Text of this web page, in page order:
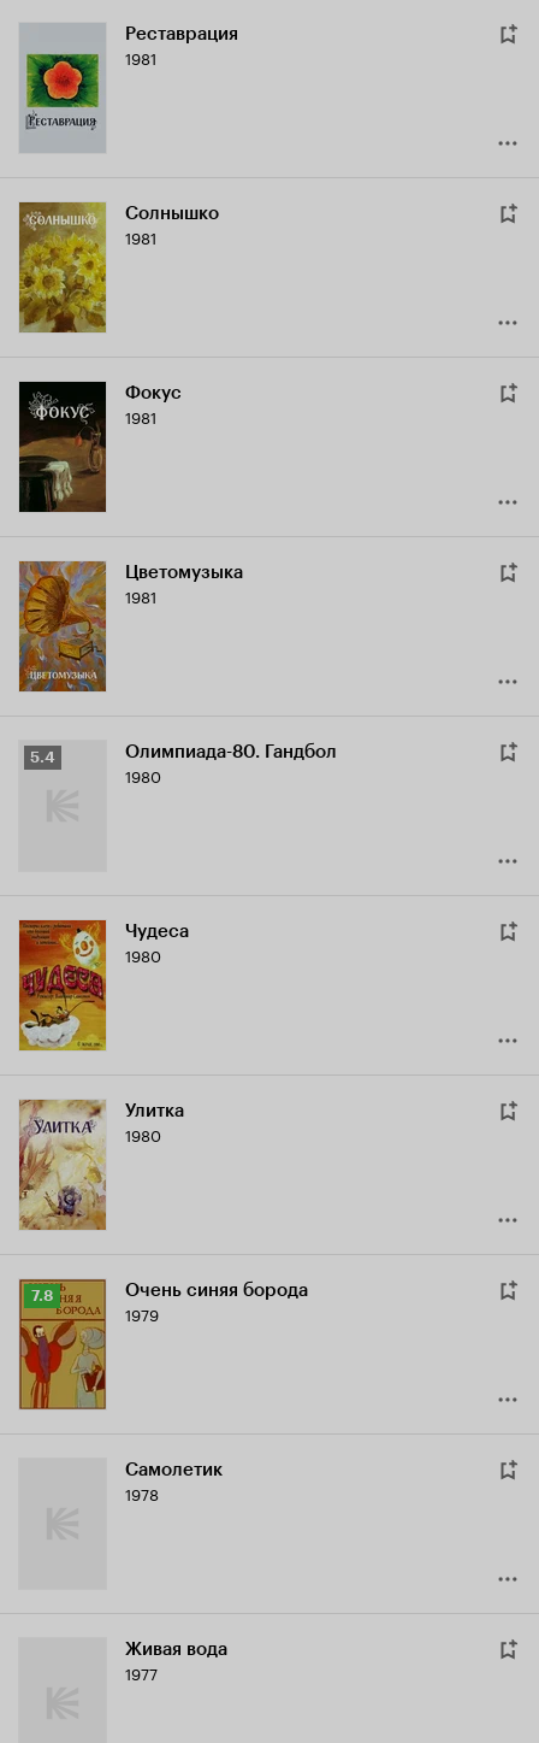
Реставрация
1981
Солнышко
1981
Фокус
1981
Цветомузыка
1981
Рейтинг
5.4 Олимпиада-80. Гандбол
1980
Чудеса
1980
Улитка
1980
Рейтинг
Кинопоиска
7.8
7.8 Очень синяя борода
1979
Самолетик
1978
Живая вода
1977